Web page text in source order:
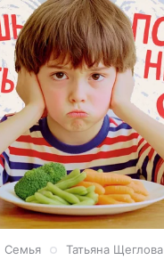
Семья Татьяна Щеглова